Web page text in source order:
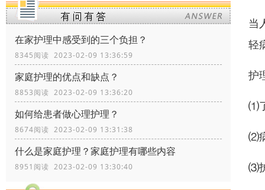
在家护理中感受到的三个负担？
8345阅读 2023-02-09 13:36:59
家庭护理的优点和缺点？
8853阅读 2023-02-09 13:36:20
如何给患者做心理护理？
8674阅读 2023-02-09 13:31:38
什么是家庭护理？家庭护理有哪些内容
8951阅读 2023-02-09 13:30:40
当
轻
护
⑴
⑵
⑶